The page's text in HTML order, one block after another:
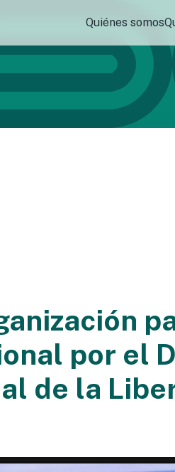
Quiénes somos
por el
de la